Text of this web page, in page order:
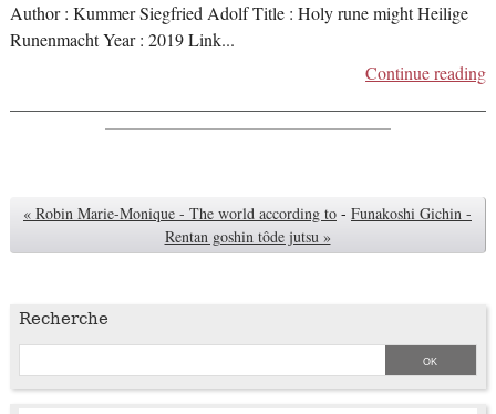
Author : Kummer Siegfried Adolf Title : Holy rune might Heilige
Runenmacht Year : 2019 Link...
Continue reading
« Robin Marie-Monique - The world according to - Funakoshi Gichin -
Rentan goshin tôde jutsu »
Recherche